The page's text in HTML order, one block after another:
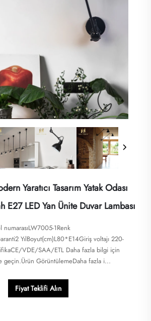
Yaratıcı Tasarım Yatak Odası
E27 LED Yan Ünite Duvar Lambası
numarasıLW7005-1Renk
YılBoyut(cm)L80*E14Giriş voltajı 220-
VDE/SAA/ETL Daha fazla bilgi için
geçin.Ürün GörüntülemeDaha fazla i...
Fiyat Teklifi Alın